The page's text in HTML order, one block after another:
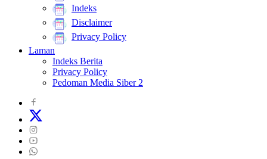
Indeks
Disclaimer
Privacy Policy
Laman
Indeks Berita
Privacy Policy
Pedoman Media Siber 2